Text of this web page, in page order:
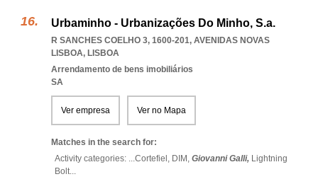
Urbaminho - Urbanizações Do Minho, S.a.
R SANCHES COELHO 3, 1600-201, AVENIDAS NOVAS
LISBOA, LISBOA
Arrendamento de bens imobiliários
SA
Ver empresa Ver no Mapa
Matches in the search for:
Activity categories: ...Cortefiel, DIM, Giovanni Galli, Lightning
Bolt...